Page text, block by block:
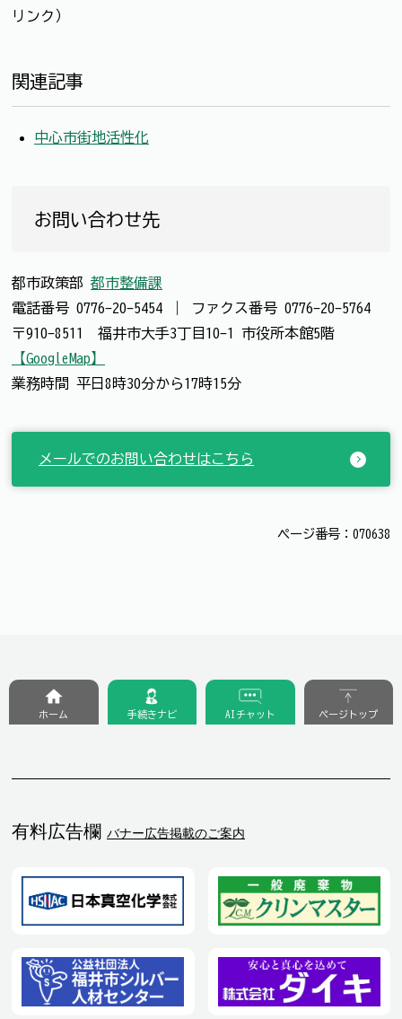
リンク）
関連記事
中心市街地活性化
お問い合わせ先
都市政策部 都市整備課
電話番号 0776-20-5454 ファクス番号 0776-20-5764
〒910-8511 福井市大手3丁目10-1 市役所本館5階
【GoogleMap】
業務時間 平日8時30分から17時15分
メールでのお問い合わせはこちら
ページ番号：070638
有料広告欄 バナー広告掲載のご案内
ホーム 手続きナビ AIチャット ページトップ